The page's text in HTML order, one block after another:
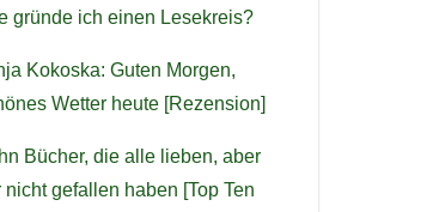
gründe ich einen Lesekreis?
Kokoska: Guten Morgen,
Wetter heute [Rezension]
Bücher, die alle lieben, aber
nicht gefallen haben [Top Ten